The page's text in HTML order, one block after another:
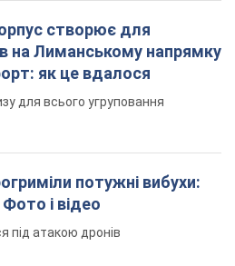
створює для
на Лиманському напрямку
як це вдалося
для всього угруповання
потужні вибухи:
і відео
під атакою дронів